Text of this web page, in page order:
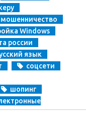
мошенничество
Windows
россии
язык
соцсети
шопинг